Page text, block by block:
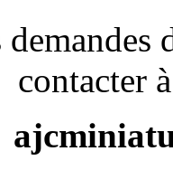
contacter